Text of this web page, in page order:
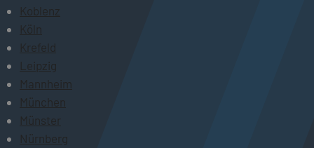
Koblenz
Köln
Krefeld
Leipzig
Mannheim
München
Münster
Nürnberg